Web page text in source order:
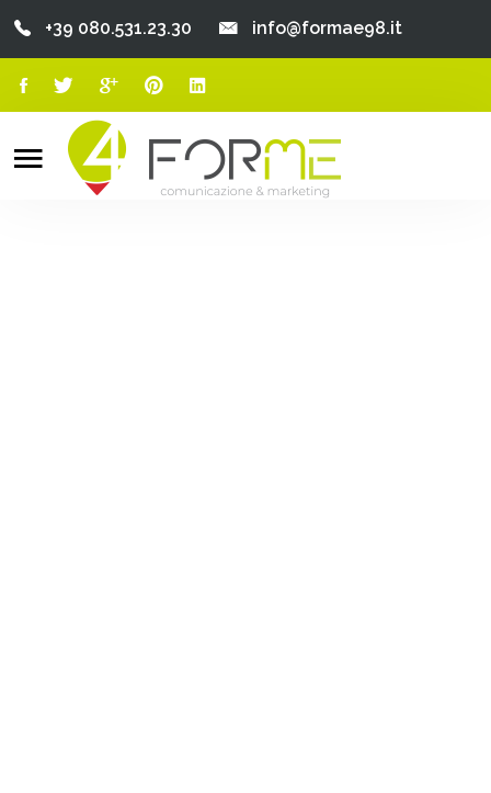
Chi Siamo
+39 080.531.23.30 info@formae98.it
Search